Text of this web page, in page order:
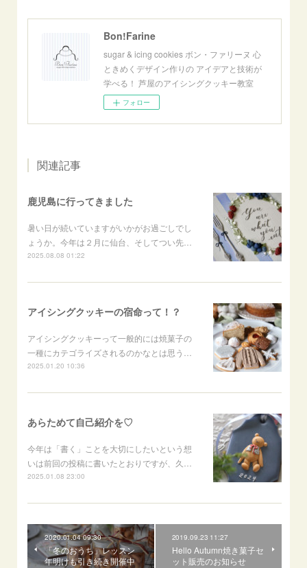
Bon!Farine
sugar & icing cookies ボン・ファリーヌ 心
ときめくデザイン作りの アイデアと技術が
学べる！ 芦屋のアイシングクッキー教室
フォロー
関連記事
鹿児島に行ってきました
暑い日が続いていますがいかがお過ごしでし
ょうか。今年は２月に仙台、そしてつい先…
2025.08.08 01:22
アイシングクッキーの宿命って！？
アイシングクッキーって一般的には焼菓子の
一種にカテゴライズされるのかなとは思う…
2025.01.20 10:36
あらためて自己紹介を♡
今年は「書く」ことを大切にしたいという想
いは前回の投稿に書いたとおりですが、久…
2025.01.08 23:00
2020.01.04 09:30
「冬のおうち」レッスン
年明けも引き続き開催中
2019.09.23 11:27
Hello Autumn焼き菓子セ
ット販売のお知らせ